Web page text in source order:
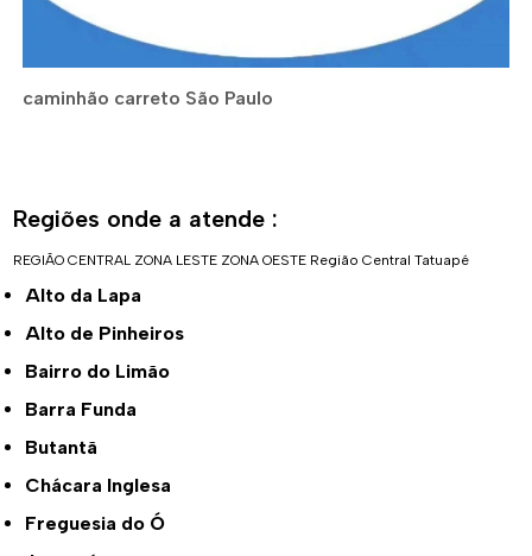
caminhão carreto São Paulo
Regiões onde a atende :
REGIÃO CENTRAL ZONA LESTE ZONA OESTE Região Central Tatuapé
Alto da Lapa
Alto de Pinheiros
Bairro do Limão
Barra Funda
Butantã
Chácara Inglesa
Freguesia do Ó